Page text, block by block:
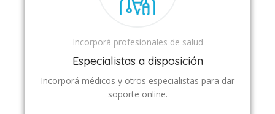
Incorporá profesionales de salud
Especialistas a disposición
Incorporá médicos y otros especialistas para dar
soporte online.